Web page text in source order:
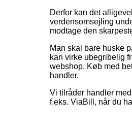
Derfor kan det
verdensomsejling
modtage den
Man skal bare huske
kan virke ubegribelig
webshop. Køb med
handler.
Vi tilråder handler
f.eks. ViaBill, når du